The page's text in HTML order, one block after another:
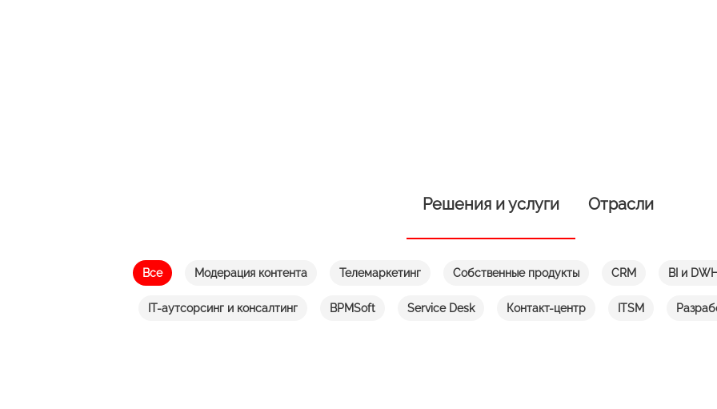
Решения и услуги Отрасли
Все Модерация контента Телемаркетинг Собственные продукты CRM BI и
IT-аутсорсинг и консалтинг BPMSoft Service Desk Контакт-центр ITSM